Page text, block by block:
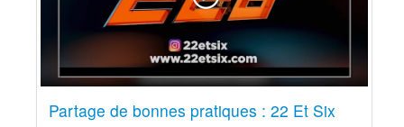
Partage de bonnes pratiques : 22 Et Six